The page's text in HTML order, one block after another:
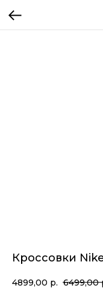
Кроссовки
4899,00 р. 6499,00